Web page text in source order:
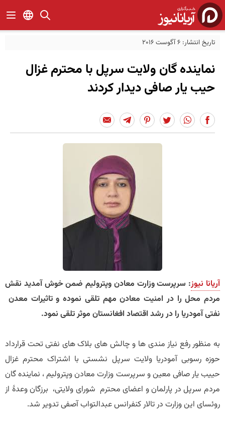
تاریخ انتشار: 6 آگوست 2016
نماینده گان ولایت سرپل با محترم غزال
حیب یار صافی دیدار کردند
آریانا نیوز: سرپرست وزارت معادن وپترولیم ضمن خوش آمدید نقش
مردم محل را در امنیت معادن مهم تلقی نموده و تاثیرات معدن
نفتی آمودریا را در رشد اقتصاد افغانستان موثر تلقی نمود.
به منظور رفع نیاز مندی ها و چالش های بلاک های نفتی تحت قرارداد
حوزه رسوبی آمودریا ولایت سرپل نشستی با اشتراک محترم غزال
حییب یار صافی معین و سرپرست وزارت معادن وپترولیم ، نماینده گان
مردم سرپل در پارلمان و اعضای محترم شورای ولایتی، برزگان وعدۀ از
روئسای این وزارت در تالار کنفرانس عبدالتواب آصفی تدویر شد.